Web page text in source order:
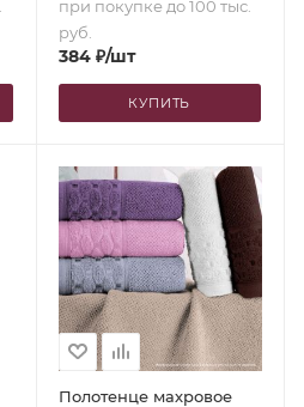
при покупке до 100 тыс.
руб.
384₽/шт
КУПИТЬ
Полотенце махровое